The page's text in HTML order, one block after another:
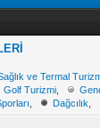
ve Termal
Golf Turizmi
Dağcılık